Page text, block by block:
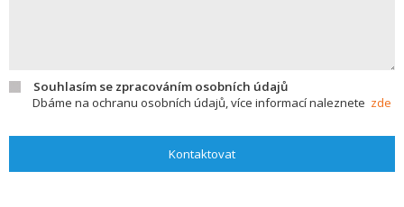
Souhlasím se zpracováním osobních údajů
Dbáme na ochranu osobních údajů, více informací naleznete zde
Kontaktovat